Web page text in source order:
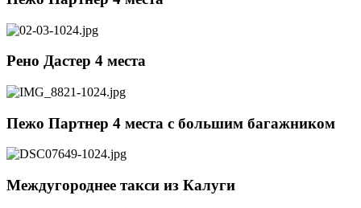
Рено Дастер 4 места
Пежо Партнер 4 места с большим багажником
Междугороднее такси из Калуги